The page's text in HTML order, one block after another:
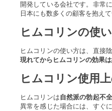
開発している会社です。非常
日本にも数多くの顧客を抱えて
ヒムコリンの使
ヒムコリンの使い方は、直接
現れてからヒムコリンの効果は
ヒムコリン使用
ヒムコリンは自然派の勃起不
異常を感じた場合には、すぐ